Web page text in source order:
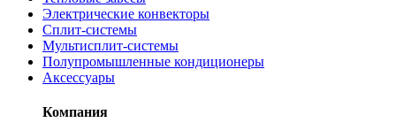
Электрические конвекторы
Сплит-системы
Мультисплит-системы
Полупромышленные кондиционеры
Аксессуары
Компания